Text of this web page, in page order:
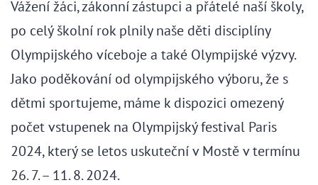
Vážení žáci, zákonní zástupci a přátelé naší školy,
po celý školní rok plnily naše děti disciplíny
Olympijského víceboje a také Olympijské výzvy.
Jako poděkování od olympijského výboru, že s
dětmi sportujeme, máme k dispozici omezený
počet vstupenek na Olympijský festival Paris
2024, který se letos uskuteční v Mostě v termínu
26. 7. – 11. 8. 2024.